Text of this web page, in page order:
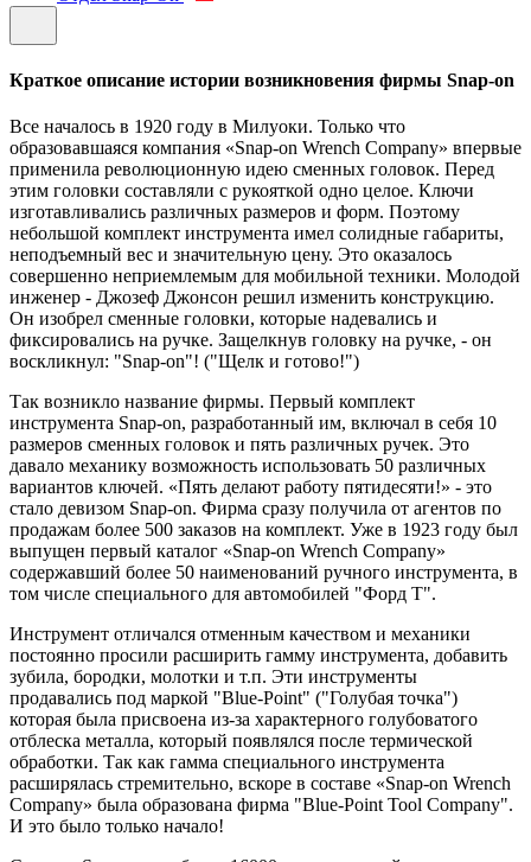
Краткое описание истории возникновения фирмы Snap-on
Все началось в 1920 году в Милуоки. Только что
образовавшаяся компания «Snap-on Wrench Company» впервые
применила революционную идею сменных головок. Перед
этим головки составляли с рукояткой одно целое. Ключи
изготавливались различных размеров и форм. Поэтому
небольшой комплект инструмента имел солидные габариты,
неподъемный вес и значительную цену. Это оказалось
совершенно неприемлемым для мобильной техники. Молодой
инженер - Джозеф Джонсон решил изменить конструкцию.
Он изобрел сменные головки, которые надевались и
фиксировались на ручке. Защелкнув головку на ручке, - он
воскликнул: "Snap-on"! ("Щелк и готово!")
Так возникло название фирмы. Первый комплект
инструмента Snap-on, разработанный им, включал в себя 10
размеров сменных головок и пять различных ручек. Это
давало механику возможность использовать 50 различных
вариантов ключей. «Пять делают работу пятидесяти!» - это
стало девизом Snap-on. Фирма сразу получила от агентов по
продажам более 500 заказов на комплект. Уже в 1923 году был
выпущен первый каталог «Snap-on Wrench Company»
содержавший более 50 наименований ручного инструмента, в
том числе специального для автомобилей "Форд Т".
Инструмент отличался отменным качеством и механики
постоянно просили расширить гамму инструмента, добавить
зубила, бородки, молотки и т.п. Эти инструменты
продавались под маркой "Blue-Point" ("Голубая точка")
которая была присвоена из-за характерного голубоватого
отблеска металла, который появлялся после термической
обработки. Так как гамма специального инструмента
расширялась стремительно, вскоре в составе «Snap-on Wrench
Company» была образована фирма "Blue-Point Tool Company".
И это было только начало!